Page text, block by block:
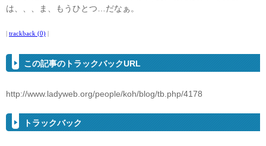
は、、、ま、もうひとつ…だなぁ。
| trackback (0) |
この記事のトラックバックURL
http://www.ladyweb.org/people/koh/blog/tb.php/4178
トラックバック